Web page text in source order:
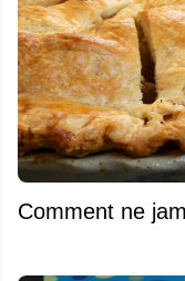
Comment ne